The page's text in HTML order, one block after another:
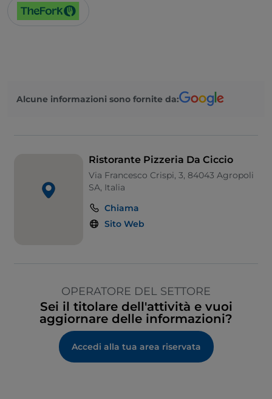
Alcune informazioni sono fornite da:
Ristorante Pizzeria Da Ciccio
Via Francesco Crispi, 3, 84043 Agropoli
SA, Italia
Chiama
Sito Web
OPERATORE DEL SETTORE
Sei il titolare dell'attività e vuoi
aggiornare delle informazioni?
Accedi alla tua area riservata